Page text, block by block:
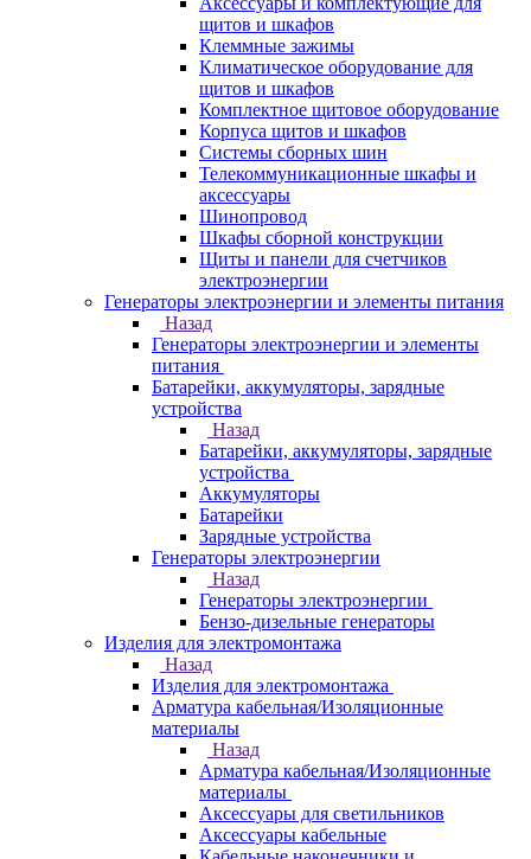
щитов и шкафов
Клеммные зажимы
Климатическое оборудование для
щитов и шкафов
Комплектное щитовое оборудование
Корпуса щитов и шкафов
Системы сборных шин
Телекоммуникационные шкафы и
аксессуары
Шинопровод
Шкафы сборной конструкции
Щиты и панели для счетчиков
электроэнергии
Генераторы электроэнергии и элементы питания
Назад
Генераторы электроэнергии и элементы
питания
Батарейки, аккумуляторы, зарядные
устройства
Назад
Батарейки, аккумуляторы, зарядные
устройства
Аккумуляторы
Батарейки
Зарядные устройства
Генераторы электроэнергии
Назад
Генераторы электроэнергии
Бензо-дизельные генераторы
Изделия для электромонтажа
Назад
Изделия для электромонтажа
Арматура кабельная/Изоляционные
материалы
Назад
Арматура кабельная/Изоляционные
материалы
Аксессуары для светильников
Аксессуары кабельные